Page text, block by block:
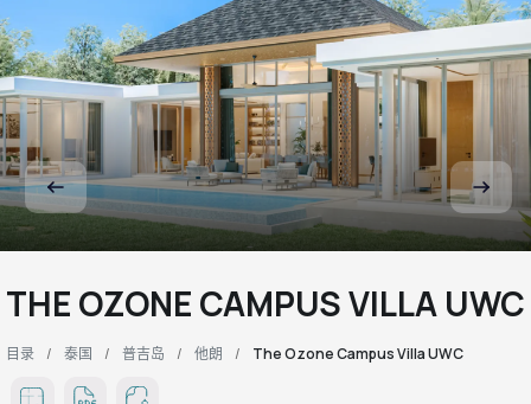
THE OZONE CAMPUS VILLA UWC
目录 泰国 普吉岛 他朗 The Ozone Campus Villa UWC